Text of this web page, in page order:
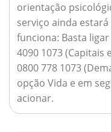
orientação
serviço ainda
funciona: Basta
4090 1073 (Capitais
0800 778 1073
opção Vida e em
acionar.